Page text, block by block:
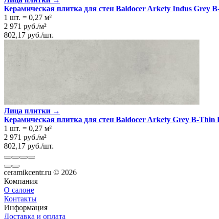
Керамическая плитка для стен Baldocer Arkety Indus Grey
1 шт. = 0,27 м²
2 971 руб./м²
802,17 руб./шт.
Лица плитки →
Керамическая плитка для стен Baldocer Arkety Grey B-Thin
1 шт. = 0,27 м²
2 971 руб./м²
802,17 руб./шт.
ceramikcentr.ru © 2026
Компания
О салоне
Контакты
Информация
Доставка и оплата